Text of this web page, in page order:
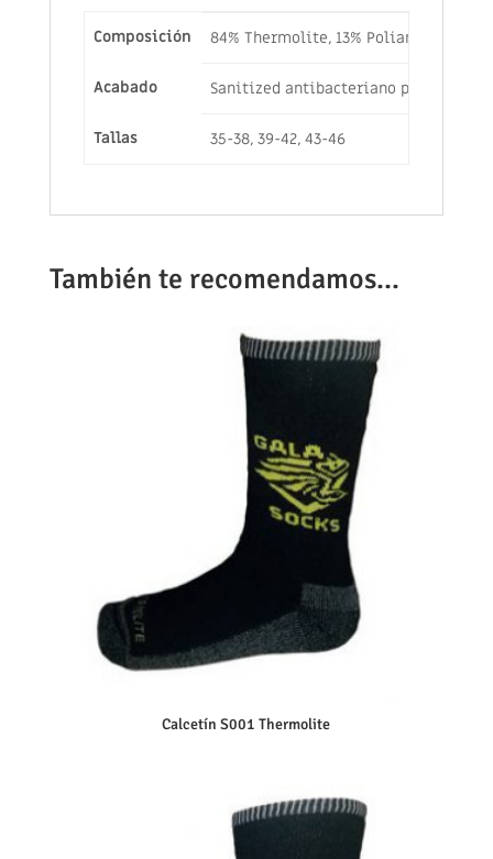
Composición 84% Thermolite, 13% Poliamida/
Acabado Sanitized antibacteriano permanente
Tallas 35-38, 39-42, 43-46
También te recomendamos…
Calcetín S001 Thermolite